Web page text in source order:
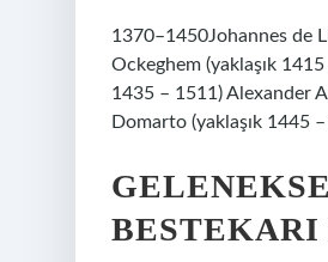
1370–1450Johannes de
Ockeghem (yaklaşık
1435 – 1511) Alexander
Domarto (yaklaşık 1445